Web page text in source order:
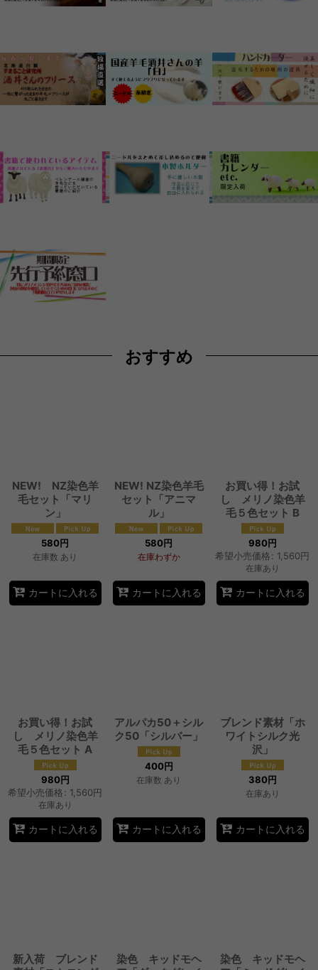
おすすめ
NEW! NZ染色羊
毛セット「マリ
ン」
580円
在庫数 あり
カートに入れる
NEW! NZ染色羊毛
セット「アニマ
ル」
580円
在庫わずか
カートに入れる
お買い得！お試
し メリノ染色羊
毛５色セット B
980円
希望小売価格: 1,560円
在庫あり
カートに入れる
お買い得！お試
し メリノ染色羊
毛５色セット A
980円
希望小売価格: 1,560円
在庫あり
カートに入れる
アルパカ50＋シル
ク50「シルバー」
400円
在庫数 あり
カートに入れる
ブレンド素材「ホ
ワイトシルク光
沢」
380円
在庫あり
カートに入れる
新入荷 ブレンド
染色 キッドモヘ
染色 キッドモヘ